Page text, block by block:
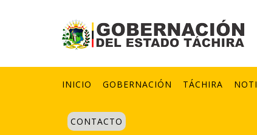
INICIO GOBERNACIÓN TÁCHIRA
CONTACTO